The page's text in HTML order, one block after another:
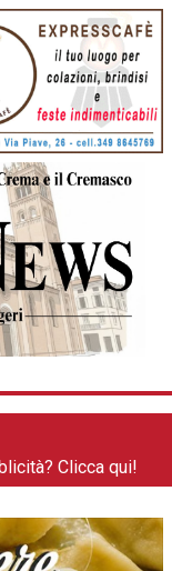
Clicca qui!